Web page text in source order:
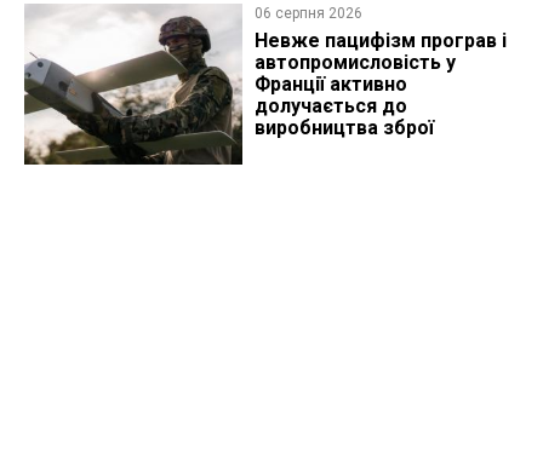
06 серпня 2026
Невже пацифізм програв і
автопромисловість у
Франції активно
долучається до
виробництва зброї